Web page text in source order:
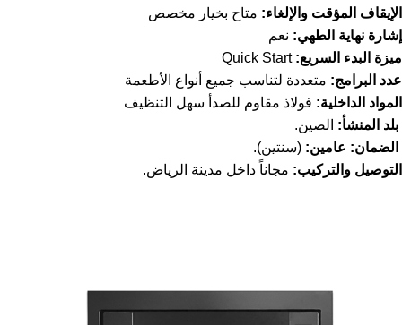
الإيقاف المؤقت والإلغاء: متاح بخيار مخصص
إشارة نهاية الطهي: نعم
ميزة البدء السريع: Quick Start
عدد البرامج: متعددة لتناسب جميع أنواع الأطعمة
المواد الداخلية: فولاذ مقاوم للصدأ سهل التنظيف
بلد المنشأ: الصين.
الضمان: عامين: (سنتين).
التوصيل والتركيب: مجاناً داخل مدينة الرياض.